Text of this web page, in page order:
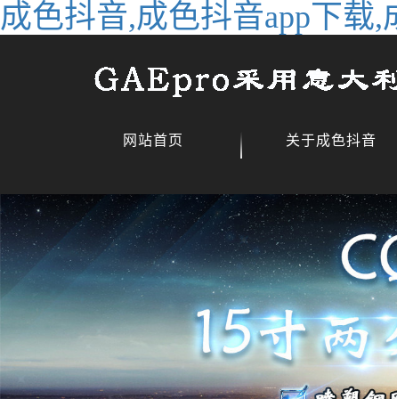
成色抖音,成色抖音app下载
网站首页 关于成色抖音